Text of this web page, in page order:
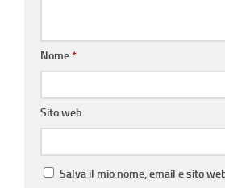
Nome*
Sito web
Salva il mio nome, email e sito